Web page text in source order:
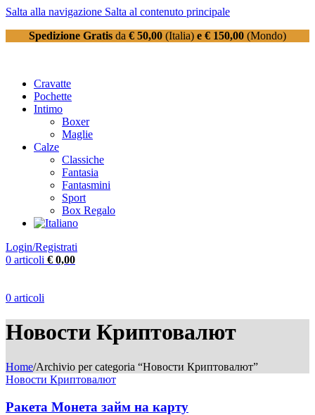
Salta alla navigazione Salta al contenuto principale
Spedizione Gratis da € 50,00 (Italia) e € 150,00 (Mondo)
Cravatte
Pochette
Intimo
Boxer
Maglie
Calze
Classiche
Fantasia
Fantasmini
Sport
Box Regalo
Login/Registrati
0 articoli € 0,00
0 articoli
Новости Криптовалют
Home/Archivio per categoria “Новости Криптовалют”
Новости Криптовалют
Ракета Монета займ на карту